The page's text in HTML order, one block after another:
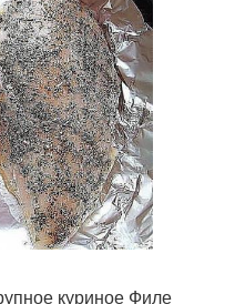
куриное Филе